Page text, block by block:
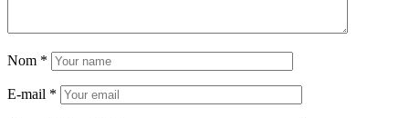
Nom *
E-mail *